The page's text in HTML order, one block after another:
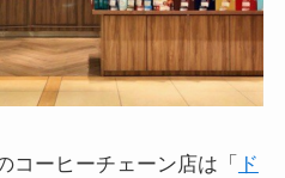
コーヒーチェーン店は「
ド